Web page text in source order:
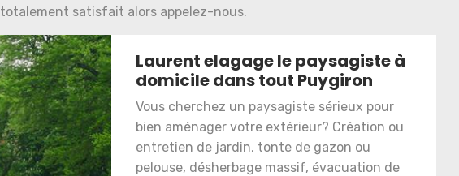
totalement satisfait alors appelez-nous.
Laurent elagage le paysagiste à
domicile dans tout Puygiron
Vous cherchez un paysagiste sérieux pour
bien aménager votre extérieur? Création ou
entretien de jardin, tonte de gazon ou
pelouse, désherbage massif, évacuation de